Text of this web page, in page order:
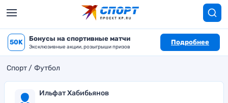
50K Бонусы на спортивные матчи
Эксклюзивные акции, розыгрыши призов
Подробнее
Спорт Футбол
Ильфат Хабибьянов